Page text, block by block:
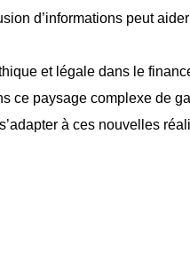
d’informations peut
et légale dans le
ce paysage complexe de
à ces nouvelles